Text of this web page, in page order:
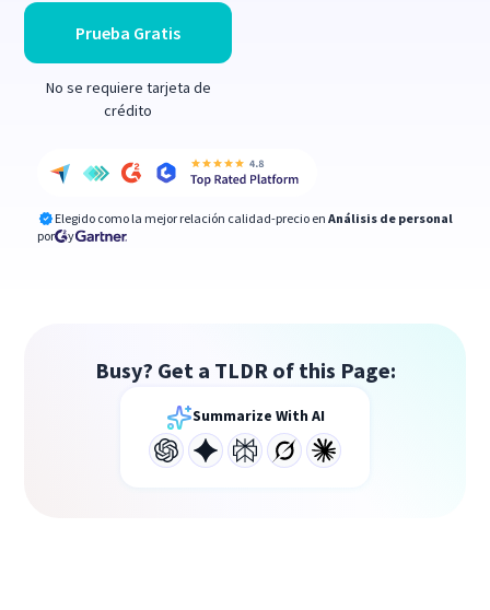
Prueba Gratis
No se requiere tarjeta de
crédito
Elegido como la mejor relación calidad-precio en Análisis de personal
por
y
Busy? Get a TLDR of this Page:
Summarize With AI